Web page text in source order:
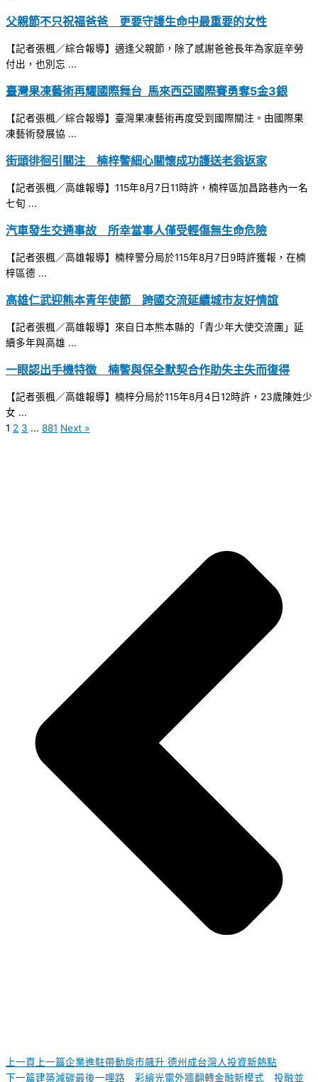
父親節不只祝福爸爸 更要守護生命中最重要的女性
【記者張楓／綜合報導】適逢父親節，除了感謝爸爸長年為家庭辛勞
付出，也別忘 ...
臺灣果凍藝術再耀國際舞台 馬來西亞國際賽勇奪5金3銀
【記者張楓／綜合報導】臺灣果凍藝術再度受到國際關注。由國際果
凍藝術發展協 ...
街頭徘徊引關注 楠梓警細心關懷成功護送老翁返家
【記者張楓／高雄報導】115年8月7日11時許，楠梓區加昌路巷內一名
七旬 ...
汽車發生交通事故 所幸當事人僅受輕傷無生命危險
【記者張楓／高雄報導】楠梓警分局於115年8月7日9時許獲報，在楠
梓區德 ...
高雄仁武迎熊本青年使節 跨國交流延續城市友好情誼
【記者張楓／高雄報導】來自日本熊本縣的「青少年大使交流團」延
續多年與高雄 ...
一眼認出手機特徵 楠警與保全默契合作助失主失而復得
【記者張楓／高雄報導】楠梓分局於115年8月4日12時許，23歲陳姓少
女 ...
1 2 3 ... 881 Next »
上一頁 上一篇企業進駐帶動房市飆升 德州成台灣人投資新熱點
下一篇建築減碳最後一哩路 彩繪光電外牆翻轉金融新模式 投融並